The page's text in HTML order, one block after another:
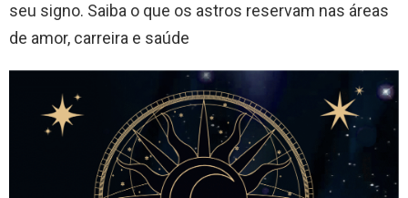
seu signo. Saiba o que os astros reservam nas áreas
de amor, carreira e saúde